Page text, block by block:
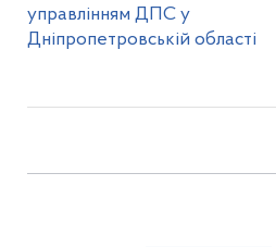
управлінням ДПС у
Дніпропетровській області